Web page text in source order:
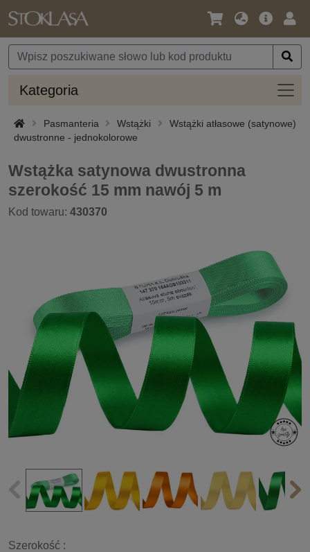
Język
Waluta
Oferta
Kategoria
Pasmanteria Wstążki
Wstążki atłasowe (satynowe)
dwustronne - jednokolorowe
Wstążka satynowa dwustronna
szerokość 15 mm nawój 5 m
Kod towaru: 430370
Szerokość :